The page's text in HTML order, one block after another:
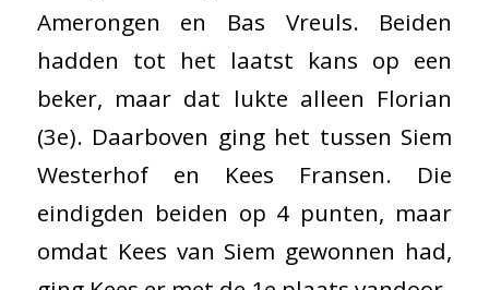
Amerongen en Bas Vreuls. Beiden
hadden tot het laatst kans op een
beker, maar dat lukte alleen Florian
(3e). Daarboven ging het tussen Siem
Westerhof en Kees Fransen. Die
eindigden beiden op 4 punten, maar
omdat Kees van Siem gewonnen had,